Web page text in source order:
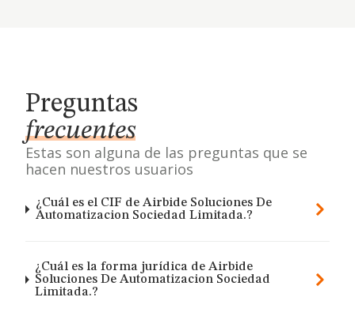
Preguntas
frecuentes
Estas son alguna de las preguntas que se
hacen nuestros usuarios
¿Cuál es el CIF de Airbide Soluciones De
Automatizacion Sociedad Limitada.?
¿Cuál es la forma jurídica de Airbide
Soluciones De Automatizacion Sociedad
Limitada.?